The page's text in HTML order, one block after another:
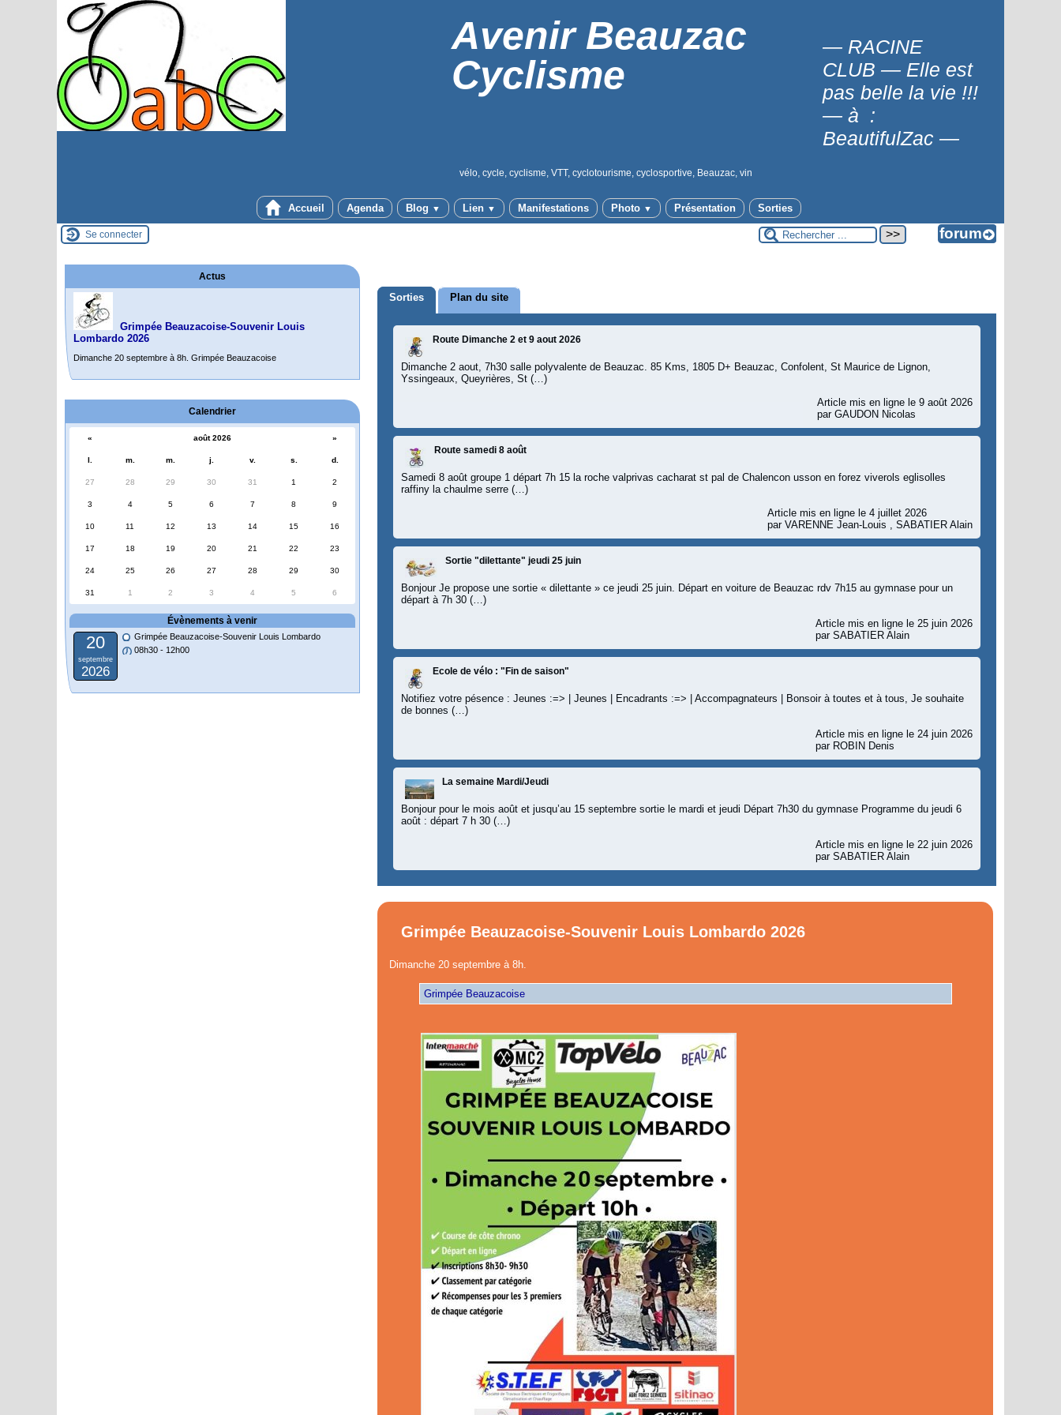
Avenir Beauzac
Cyclisme
— RACINE
CLUB — Elle est
pas belle la vie !!!
— à :
BeautifulZac —
vélo, cycle, cyclisme, VTT, cyclotourisme, cyclosportive, Beauzac, vin
Accueil Agenda Blog ▼ Lien ▼ Manifestations Photo ▼ Présentation Sorties
Se connecter
Sorties Plan du site
Route Dimanche 2 et 9 aout 2026
Dimanche 2 aout, 7h30 salle polyvalente de Beauzac. 85 Kms, 1805 D+ Beauzac, Confolent, St Maurice de Lignon,
Yssingeaux, Queyrières, St (…)
Article mis en ligne le 9 août 2026
par GAUDON Nicolas
Route samedi 8 août
Samedi 8 août groupe 1 départ 7h 15 la roche valprivas cacharat st pal de Chalencon usson en forez viverols eglisolles
raffiny la chaulme serre (…)
Article mis en ligne le 4 juillet 2026
par VARENNE Jean-Louis , SABATIER Alain
Sortie "dilettante" jeudi 25 juin
Bonjour Je propose une sortie « dilettante » ce jeudi 25 juin. Départ en voiture de Beauzac rdv 7h15 au gymnase pour un
départ à 7h 30 (…)
Article mis en ligne le 25 juin 2026
par SABATIER Alain
Ecole de vélo : "Fin de saison"
Notifiez votre pésence : Jeunes :=> | Jeunes | Encadrants :=> | Accompagnateurs | Bonsoir à toutes et à tous, Je souhaite
de bonnes (…)
Article mis en ligne le 24 juin 2026
par ROBIN Denis
La semaine Mardi/Jeudi
Bonjour pour le mois août et jusqu’au 15 septembre sortie le mardi et jeudi Départ 7h30 du gymnase Programme du jeudi 6
août : départ 7 h 30 (…)
Article mis en ligne le 22 juin 2026
par SABATIER Alain
Grimpée Beauzacoise-Souvenir Louis Lombardo 2026
Dimanche 20 septembre à 8h.
Grimpée Beauzacoise
Actus
Grimpée Beauzacoise-Souvenir Louis
Lombardo 2026
Dimanche 20 septembre à 8h. Grimpée Beauzacoise
Salut à tous,
Calendrier
« août 2026 »
l. m. m. j. v. s. d.
27 28 29 30 31 1 2
3 4 5 6 7 8 9
10 11 12 13 14 15 16
17 18 19 20 21 22 23
24 25 26 27 28 29 30
31 1 2 3 4 5 6
Évènements à venir
20
septembre
2026
Grimpée Beauzacoise-Souvenir Louis Lombardo
08h30 - 12h00